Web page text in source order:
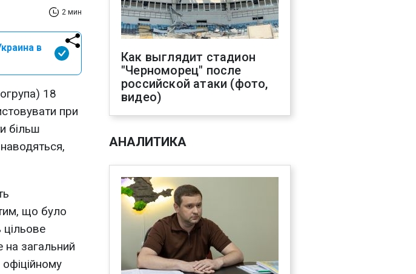
2 мин
в
18
при
більш
що було
на загальний
Как выглядит стадион
"Черноморец" после
российской атаки (фото,
видео)
АНАЛИТИКА